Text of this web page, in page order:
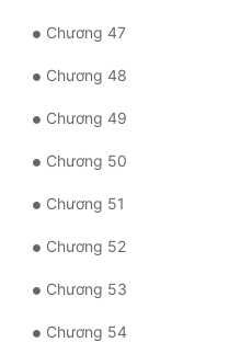
Chương 47
Chương 48
Chương 49
Chương 50
Chương 51
Chương 52
Chương 53
Chương 54